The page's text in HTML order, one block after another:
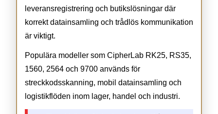
leveransregistrering och butikslösningar där
korrekt datainsamling och trådlös kommunikation
är viktigt.
Populära modeller som CipherLab RK25, RS35,
1560, 2564 och 9700 används för
streckkodsskanning, mobil datainsamling och
logistikflöden inom lager, handel och industri.